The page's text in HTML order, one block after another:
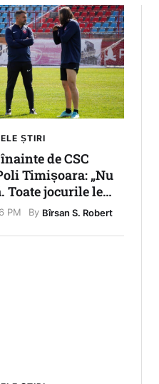
ȘTIRI
de CSC
Timișoara: „Nu
Toate jocurile le
PM By Bîrsan S. Robert